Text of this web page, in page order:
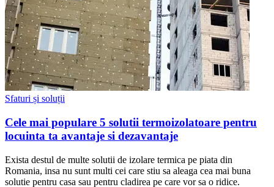
Sfaturi și soluții
Cele mai populare 5 solutii termoizolatoare pentru
locuinta ta avantaje si dezavantaje
Exista destul de multe solutii de izolare termica pe piata din
Romania, insa nu sunt multi cei care stiu sa aleaga cea mai buna
solutie pentru casa sau pentru cladirea pe care vor sa o ridice.